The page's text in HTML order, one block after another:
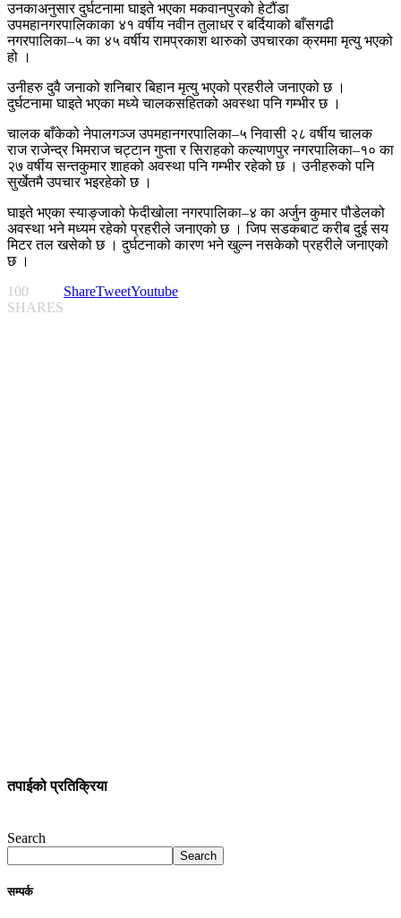
उनकाअनुसार दुर्घटनामा घाइते भएका मकवानपुरको हेटौंडा
उपमहानगरपालिकाका ४१ वर्षीय नवीन तुलाधर र बर्दियाको बाँसगढी
नगरपालिका–५ का ४५ वर्षीय रामप्रकाश थारुको उपचारका क्रममा मृत्यु भएको
हो ।
उनीहरु दुवै जनाको शनिबार बिहान मृत्यु भएको प्रहरीले जनाएको छ ।
दुर्घटनामा घाइते भएका मध्ये चालकसहितको अवस्था पनि गम्भीर छ ।
चालक बाँकेको नेपालगञ्ज उपमहानगरपालिका–५ निवासी २८ वर्षीय चालक
राज राजेन्द्र भिमराज चट्टान गुप्ता र सिराहको कल्याणपुर नगरपालिका–१० का
२७ वर्षीय सन्तकुमार शाहको अवस्था पनि गम्भीर रहेको छ । उनीहरुको पनि
सुर्खेतमै उपचार भइरहेको छ ।
घाइते भएका स्याङ्जाको फेदीखोला नगरपालिका–४ का अर्जुन कुमार पौडेलको
अवस्था भने मध्यम रहेको प्रहरीले जनाएको छ । जिप सडकबाट करीब दुई सय
मिटर तल खसेको छ । दुर्घटनाको कारण भने खुल्न नसकेको प्रहरीले जनाएको
छ ।
100
SHARES
ShareTweetYoutube
तपाईको प्रतिक्रिया
Search
Search
सम्पर्क